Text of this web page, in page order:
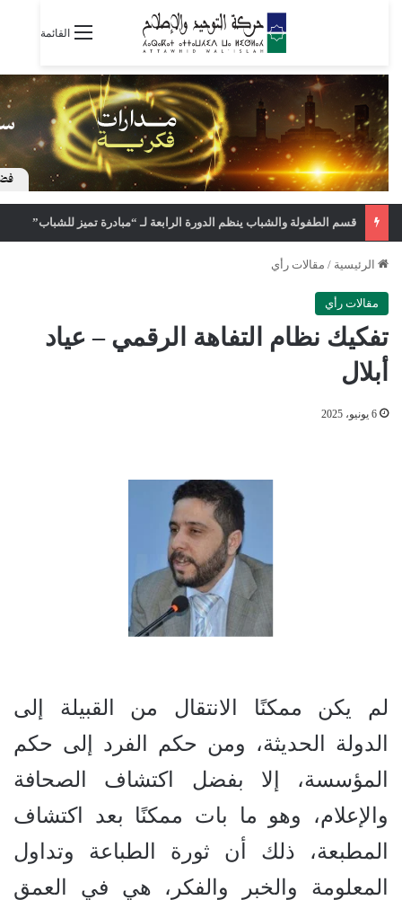
القائمة
قسم الطفولة والشباب ينظم الدورة الرابعة لـ “مبادرة تميز للشباب”
الرئيسية / مقالات رأي
مقالات رأي
تفكيك نظام التفاهة الرقمي – عياد
أبلال
6 يونيو، 2025
لم يكن ممكنًا الانتقال من القبيلة إلى
الدولة الحديثة، ومن حكم الفرد إلى حكم
المؤسسة، إلا بفضل اكتشاف الصحافة
والإعلام، وهو ما بات ممكنًا بعد اكتشاف
المطبعة، ذلك أن ثورة الطباعة وتداول
المعلومة والخبر والفكر، هي في العمق